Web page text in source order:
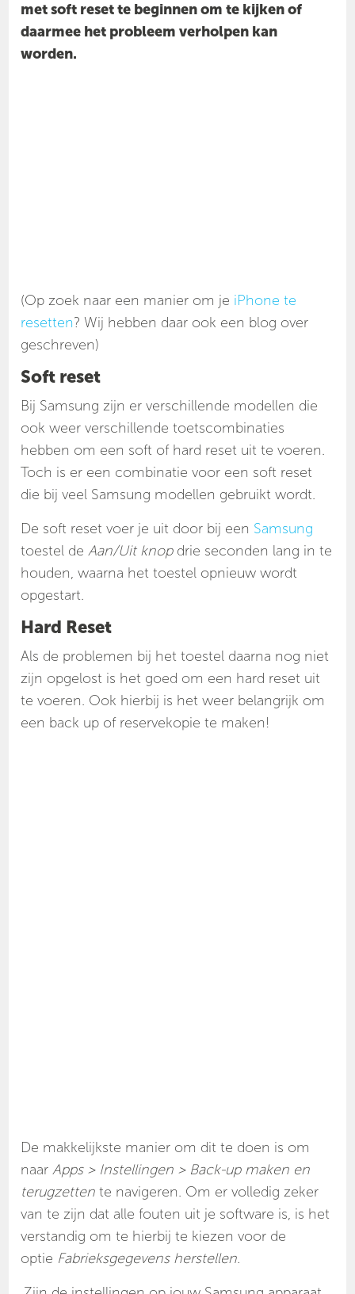
met soft reset te beginnen om te kijken of
daarmee het probleem verholpen kan
worden.
(Op zoek naar een manier om je iPhone te
resetten? Wij hebben daar ook een blog over
geschreven)
Soft reset
Bij Samsung zijn er verschillende modellen die
ook weer verschillende toetscombinaties
hebben om een soft of hard reset uit te voeren.
Toch is er een combinatie voor een soft reset
die bij veel Samsung modellen gebruikt wordt.
De soft reset voer je uit door bij een Samsung
toestel deAan/Uit knopdrie seconden lang in te
houden, waarna het toestel opnieuw wordt
opgestart.
Hard Reset
Als de problemen bij het toestel daarna nog niet
zijn opgelost is het goed om een hard reset uit
te voeren. Ook hierbij is het weer belangrijk om
een back up of reservekopie te maken!
De makkelijkste manier om dit te doen is om
naarApps > Instellingen > Back-up maken en
terugzetten te navigeren. Om er volledig zeker
van te zijn dat alle fouten uit je software is, is het
verstandig om te hierbij te kiezen voor de
optie Fabrieksgegevens herstellen.